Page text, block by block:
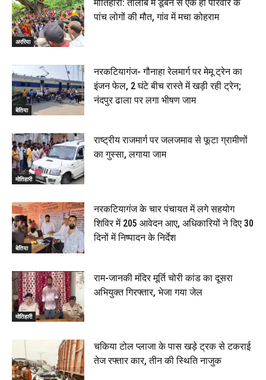
अररिया
मोतिहारी: तालाब में डूबने से एक ही परिवार के
पांच लोगों की मौत, गांव में मचा कोहराम
बेतिया
नरकटियागंज- गौनाहा रेलमार्ग पर मेमू ट्रेन का
इंजन फेल, 2 घंटे बीच रास्ते में खड़ी रही ट्रेन;
नंदपुर ढाला पर लगा भीषण जाम
मोतिहारी
राष्ट्रीय राजमार्ग पर जलजमाव से फूटा ग्रामीणों
का गुस्सा, लगाया जाम
बेतिया
नरकटियागंज के चार पंचायत में लगे सहयोग
शिविर में 205 आवेदन आए, अधिकारियों ने दिए 30
दिनों में निष्पादन के निर्देश
मोतिहारी
राम-जानकी मंदिर मूर्ति चोरी कांड का दूसरा
अभियुक्त गिरफ्तार, भेजा गया जेल
चकिया टोल प्लाजा के पास खड़े ट्रक से टकराई
तेज रफ्तार कार, तीन की स्थिति नाजुक